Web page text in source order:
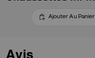
Ajouter Au Panier
Avis